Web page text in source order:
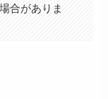
合がありま